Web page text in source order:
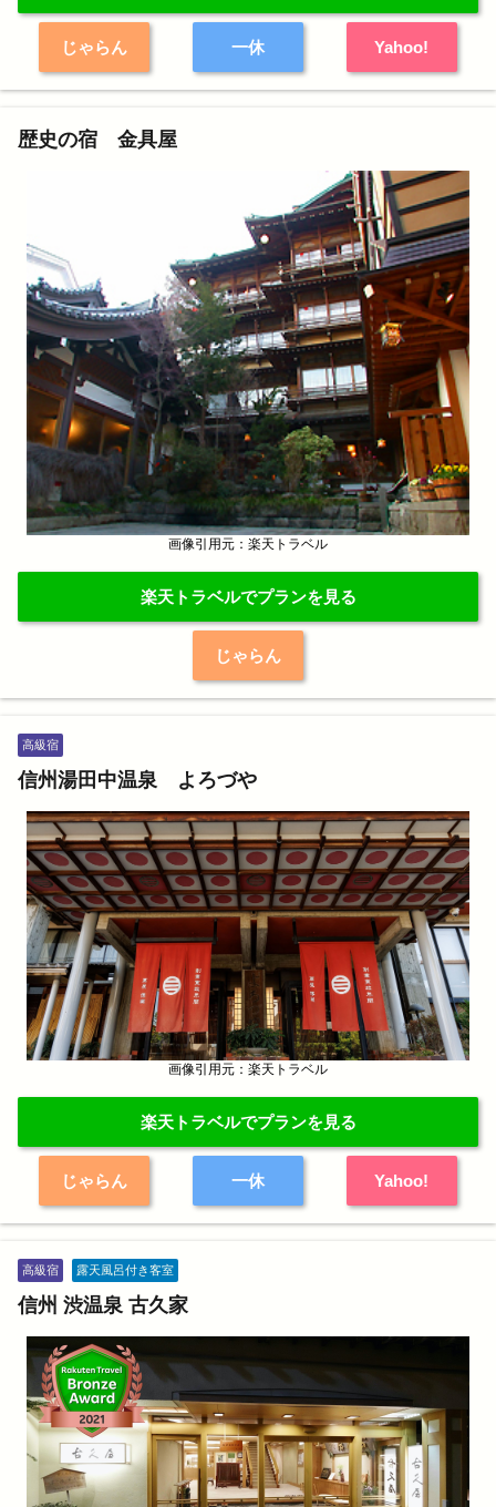
じゃらん 一休 Yahoo!
歴史の宿 金具屋
画像引用元：楽天トラベル
楽天トラベルでプランを見る
じゃらん
高級宿
信州湯田中温泉 よろづや
画像引用元：楽天トラベル
楽天トラベルでプランを見る
じゃらん 一休 Yahoo!
高級宿 露天風呂付き客室
信州 渋温泉 古久家